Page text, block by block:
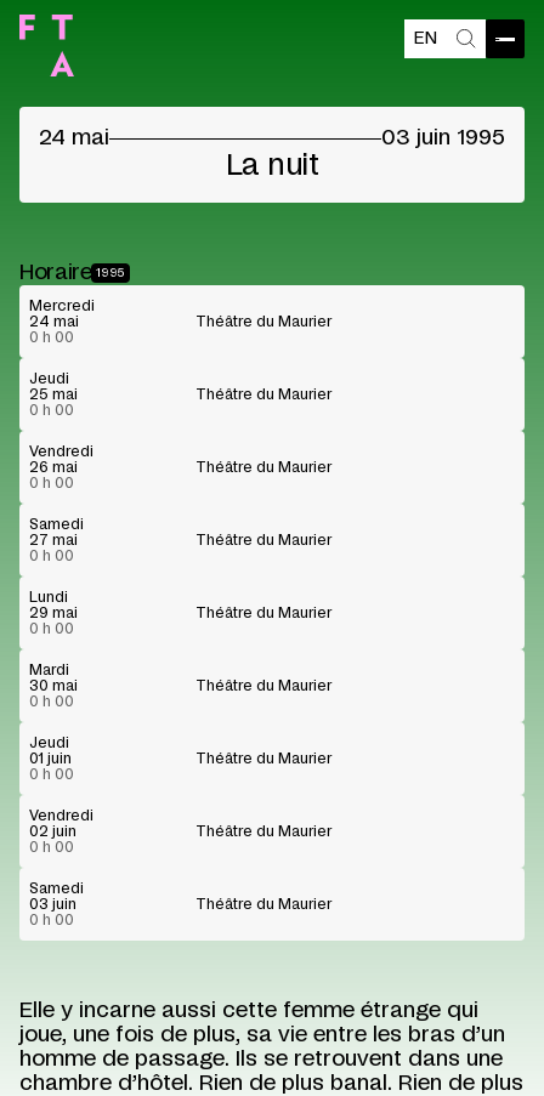
EN
24 mai 03 juin 1995
La nuit
Elle y incarne aussi cette femme étrange qui
joue, une fois de plus, sa vie entre les bras d’un
homme de passage. Ils se retrouvent dans une
chambre d’hôtel. Rien de plus banal. Rien de plus
Horaire 1995
Mercredi
24 mai
0 h 00
Théâtre du Maurier
Jeudi
25 mai
0 h 00
Théâtre du Maurier
Vendredi
26 mai
0 h 00
Théâtre du Maurier
Samedi
27 mai
0 h 00
Théâtre du Maurier
Lundi
29 mai
0 h 00
Théâtre du Maurier
Mardi
30 mai
0 h 00
Théâtre du Maurier
Jeudi
01 juin
0 h 00
Théâtre du Maurier
Vendredi
02 juin
0 h 00
Théâtre du Maurier
Samedi
03 juin
0 h 00
Théâtre du Maurier